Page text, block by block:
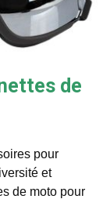
de
pour
et
de moto pour